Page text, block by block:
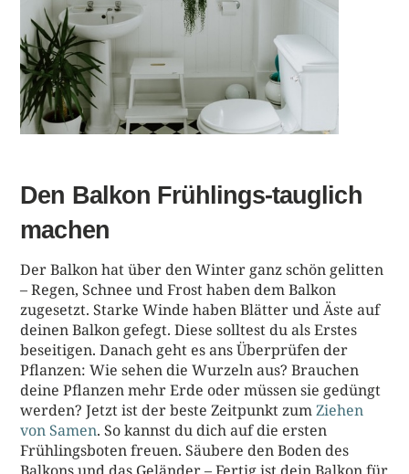
Den Balkon Frühlings-tauglich
machen
Der Balkon hat über den Winter ganz schön gelitten
– Regen, Schnee und Frost haben dem Balkon
zugesetzt. Starke Winde haben Blätter und Äste auf
deinen Balkon gefegt. Diese solltest du als Erstes
beseitigen. Danach geht es ans Überprüfen der
Pflanzen: Wie sehen die Wurzeln aus? Brauchen
deine Pflanzen mehr Erde oder müssen sie gedüngt
werden? Jetzt ist der beste Zeitpunkt zumZiehen
von Samen. So kannst du dich auf die ersten
Frühlingsboten freuen. Säubere den Boden des